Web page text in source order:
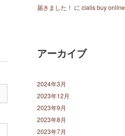
届きました！ に cialis buy online
アーカイブ
2024年3月
2023年12月
2023年9月
2023年8月
2023年7月